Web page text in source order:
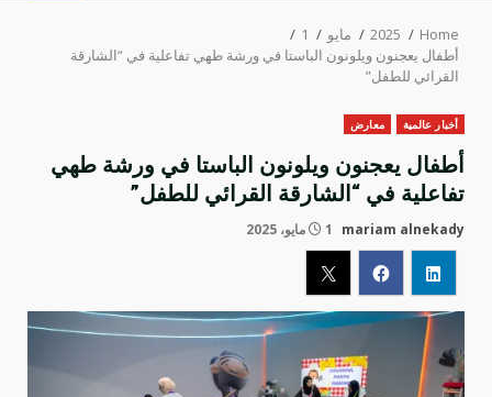
Home
2025 مايو
1
أطفال يعجنون ويلونون الباستا في ورشة طهي تفاعلية في “الشارقة
القرائي للطفل”
أخبار عالمية معارض
أطفال يعجنون ويلونون الباستا في ورشة طهي
تفاعلية في “الشارقة القرائي للطفل”
mariam alnekady 1 مايو، 2025